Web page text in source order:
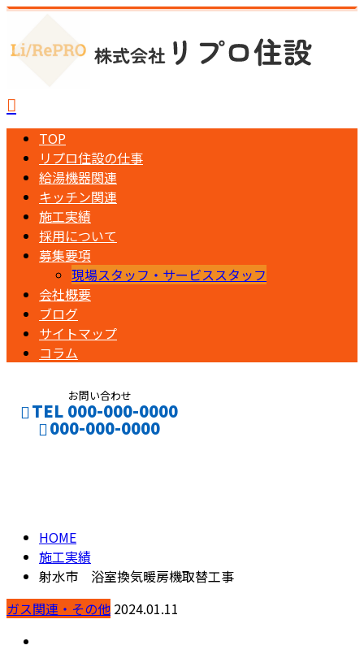
TOP
リプロ住設の仕事
給湯機器関連
キッチン関連
施工実績
採用について
募集要項
現場スタッフ・サービススタッフ
会社概要
ブログ
サイトマップ
コラム
お問い合わせ
TEL 000-000-0000
000-000-0000
HOME
施工実績
射水市 浴室換気暖房機取替工事
ガス関連・その他 2024.01.11